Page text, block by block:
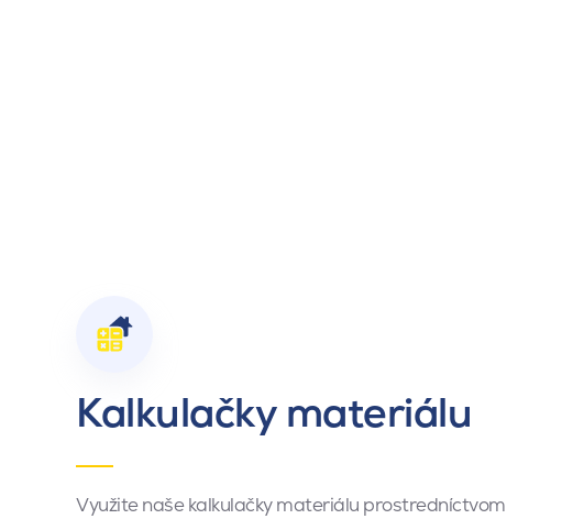
Kalkulačky materiálu
Využite naše kalkulačky materiálu prostredníctvom